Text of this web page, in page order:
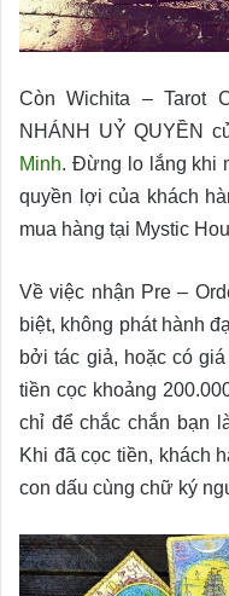
Còn Wichita – Tarot
NHÁNH UỶ QUYỀN
Minh. Đừng lo lắng khi
quyền lợi của khách
mua hàng tại Mystic
Về việc nhận Pre –
biệt, không phát hành
bởi tác giả, hoặc có
tiền cọc khoảng
chỉ để chắc chắn bạn
Khi đã cọc tiền, khách
con dấu cùng chữ ký